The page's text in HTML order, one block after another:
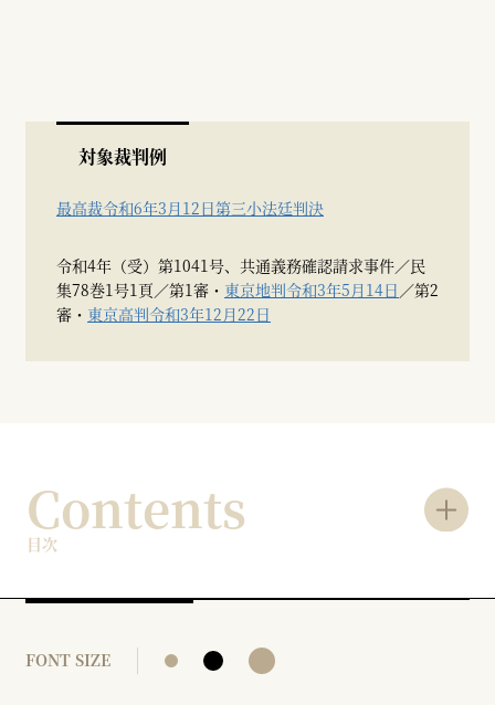
対象裁判例
最高裁令和6年3月12日第三小法廷判決
令和4年（受）第1041号、共通義務確認請求事件／民
集78巻1号1頁／第1審・ 東京地判令和3年5月14日 ／第2
審・ 東京高判令和3年12月22日
Contents
目次
FONT SIZE